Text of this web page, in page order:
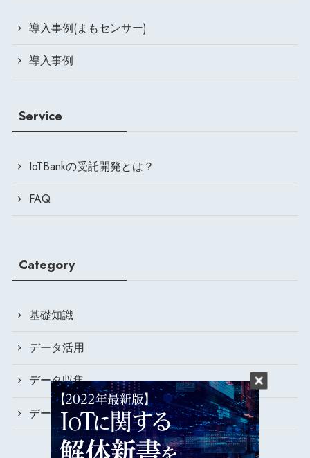
導入事例(まもセンサー)
導入事例
Service
IoTBankの受託開発とは？
FAQ
Category
基礎知識
データ活用
データ収集
データ可視化